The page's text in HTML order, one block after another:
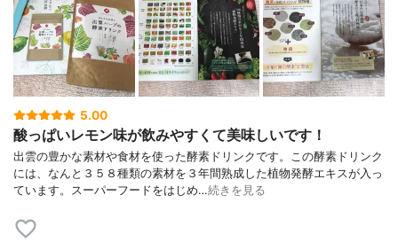
5.00
酸っぱいレモン味が飲みやすくて美味しいです！
出雲の豊かな素材や食材を使った酵素ドリンクです。この酵素ドリンク
には、なんと３５８種類の素材を３年間熟成した植物発酵エキスが入っ
ています。スーパーフードをはじめ…続きを見る